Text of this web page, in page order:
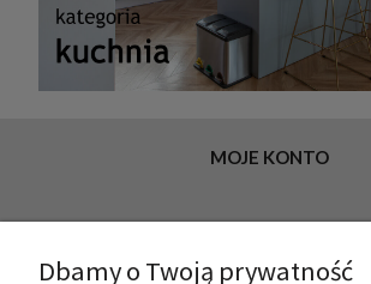
MOJE KONTO
Dbamy o Twoją prywatność